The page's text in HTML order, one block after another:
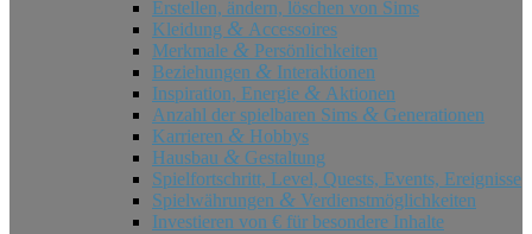
Erstellen, ändern, löschen von Sims
Kleidung & Accessoires
Merkmale & Persönlichkeiten
Beziehungen & Interaktionen
Inspiration, Energie & Aktionen
Anzahl der spielbaren Sims & Generationen
Karrieren & Hobbys
Hausbau & Gestaltung
Spielfortschritt, Level, Quests, Events, Ereignisse
Spielwährungen & Verdienstmöglichkeiten
Investieren von € für besondere Inhalte